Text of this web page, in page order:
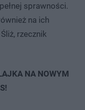
sprawności.
na ich
rzecznik
NA NOWYM